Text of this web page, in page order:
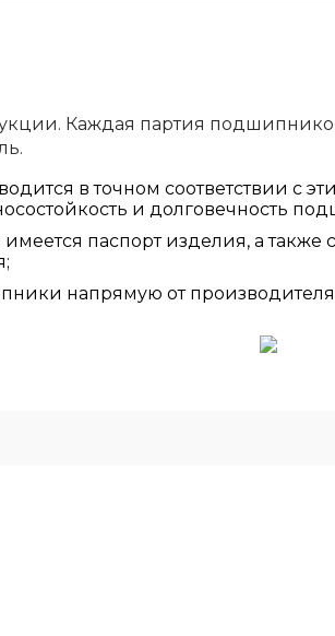
Каждая партия подшипников
в точном соответствии с
и долговечность
паспорт изделия, а
напрямую от